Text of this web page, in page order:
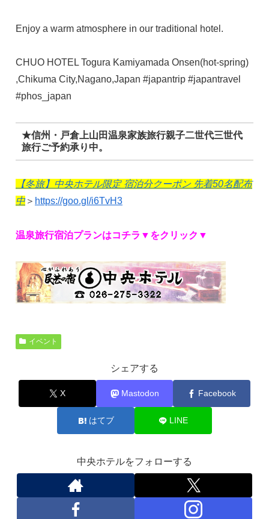
Enjoy a warm atmosphere in our traditional hotel.
CHUO HOTEL Togura Kamiyamada Onsen(hot-spring)
,Chikuma City,Nagano,Japan #japantrip #japantravel
#phos_japan
★信州・戸倉上山田温泉家族旅行親子二世代三世代
旅行ご予約承り中。
【冬旅】中央ホテル限定 宿泊分クーポン 先着50名配布
中＞ https://goo.gl/i6TvH3
温泉旅行宿泊プランはコチラ▼をクリック▼
イベント
シェアする
X Mastodon Facebook
はてブ LINE
中央ホテルをフォローする